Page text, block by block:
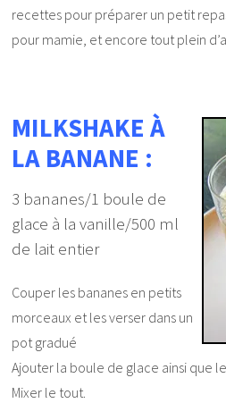
recettes pour préparer un petit
pour mamie, et encore tout plein
MILKSHAKE À
LA BANANE :
3 bananes/1 boule de
glace à la vanille/500 ml
de lait entier
Couper les bananes en petits
morceaux et les verser dans un
pot gradué
Ajouter la boule de glace ainsi que
Mixer le tout.